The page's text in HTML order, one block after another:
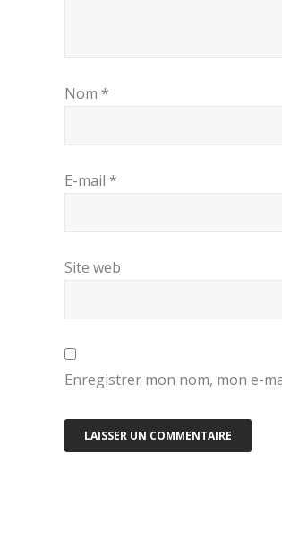
Nom *
E-mail *
Site web
Enregistrer mon nom, mon e-